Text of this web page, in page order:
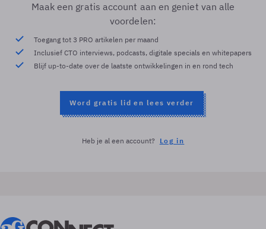
Maak een gratis account aan en geniet van alle
voordelen:
Toegang tot 3 PRO artikelen per maand
Inclusief CTO interviews, podcasts, digitale specials en whitepapers
Blijf up-to-date over de laatste ontwikkelingen in en rond tech
Word gratis lid en lees verder
Heb je al een account? Log in